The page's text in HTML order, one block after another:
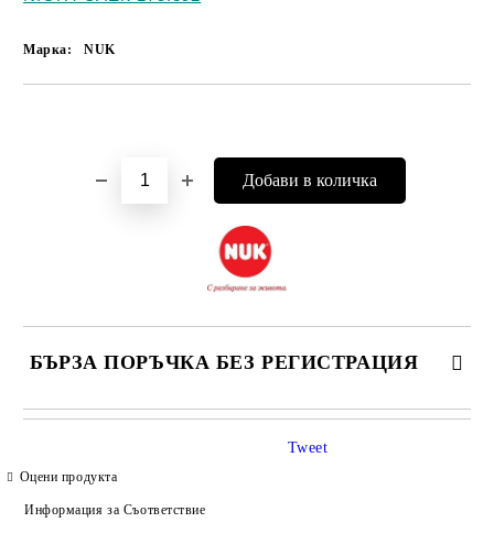
Марка: NUK
БЪРЗА ПОРЪЧКА БЕЗ РЕГИСТРАЦИЯ
САМО ПОПЪЛНЕТЕ 4 ПОЛЕТА
Оцени продукта
Информация за Съответствие
Tweet